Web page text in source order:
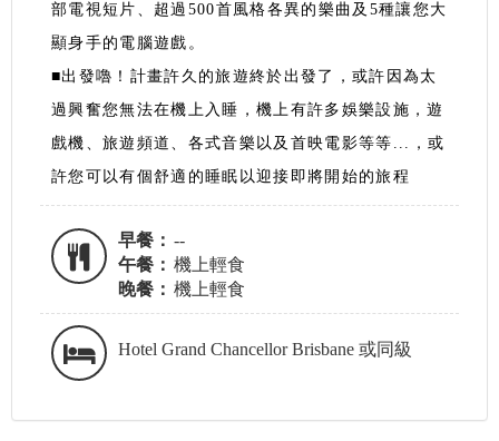
部電視短片、超過500首風格各異的樂曲及5種讓您大
顯身手的電腦遊戲。
■出發嚕！計畫許久的旅遊終於出發了，或許因為太
過興奮您無法在機上入睡，機上有許多娛樂設施，遊
戲機、旅遊頻道、各式音樂以及首映電影等等...，或
許您可以有個舒適的睡眠以迎接即將開始的旅程
早餐： --
午餐： 機上輕食
晚餐： 機上輕食
Hotel Grand Chancellor Brisbane 或同級